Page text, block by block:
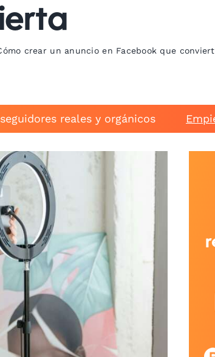
crear un anuncio en Facebook que
reales y orgánicos